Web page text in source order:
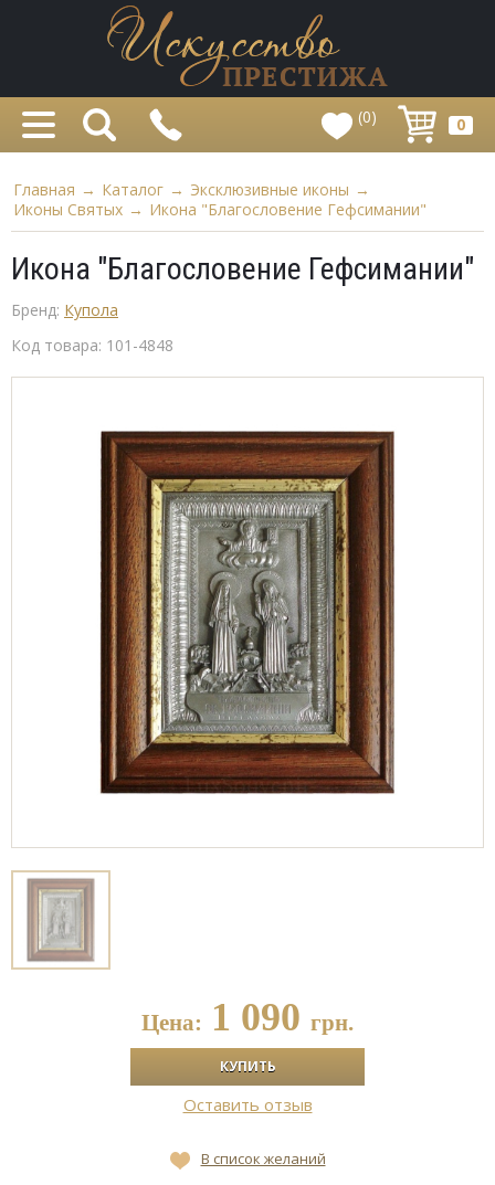
(0) 0
Главная → Каталог → Эксклюзивные иконы →
Иконы Святых → Икона "Благословение Гефсимании"
Икона "Благословение Гефсимании"
Бренд: Купола
Код товара: 101-4848
Цена: 1 090 грн.
Оставить отзыв
В список желаний